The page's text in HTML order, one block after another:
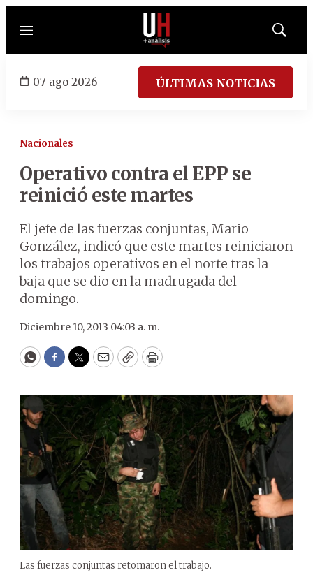
Menú
Mostrar
07 ago 2026 ÚLTIMAS NOTICIAS
Nacionales
Operativo contra el EPP se
reinició este martes
El jefe de las fuerzas conjuntas, Mario
González, indicó que este martes reiniciaron
los trabajos operativos en el norte tras la
baja que se dio en la madrugada del
domingo.
Diciembre 10, 2013 04:03 a. m.
WhatsApp
Facebook
Twitter
EmailCopyPrint
Las fuerzas conjuntas retomaron el trabajo.